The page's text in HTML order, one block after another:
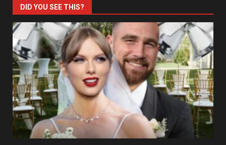
DID YOU SEE THIS?